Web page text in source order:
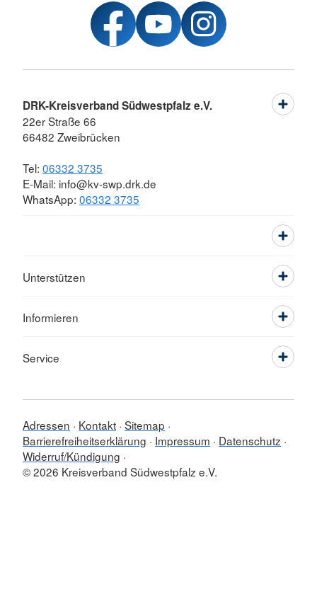
DRK-Kreisverband Südwestpfalz e.V.
22er Straße 66
66482 Zweibrücken
Tel: 06332 3735
E-Mail: info@kv-swp.drk.de
WhatsApp: 06332 3735
Unterstützen
Informieren
Service
Adressen Kontakt Sitemap
Barrierefreiheitserklärung
Impressum
Datenschutz
Widerruf/Kündigung
© 2026 Kreisverband Südwestpfalz e.V.